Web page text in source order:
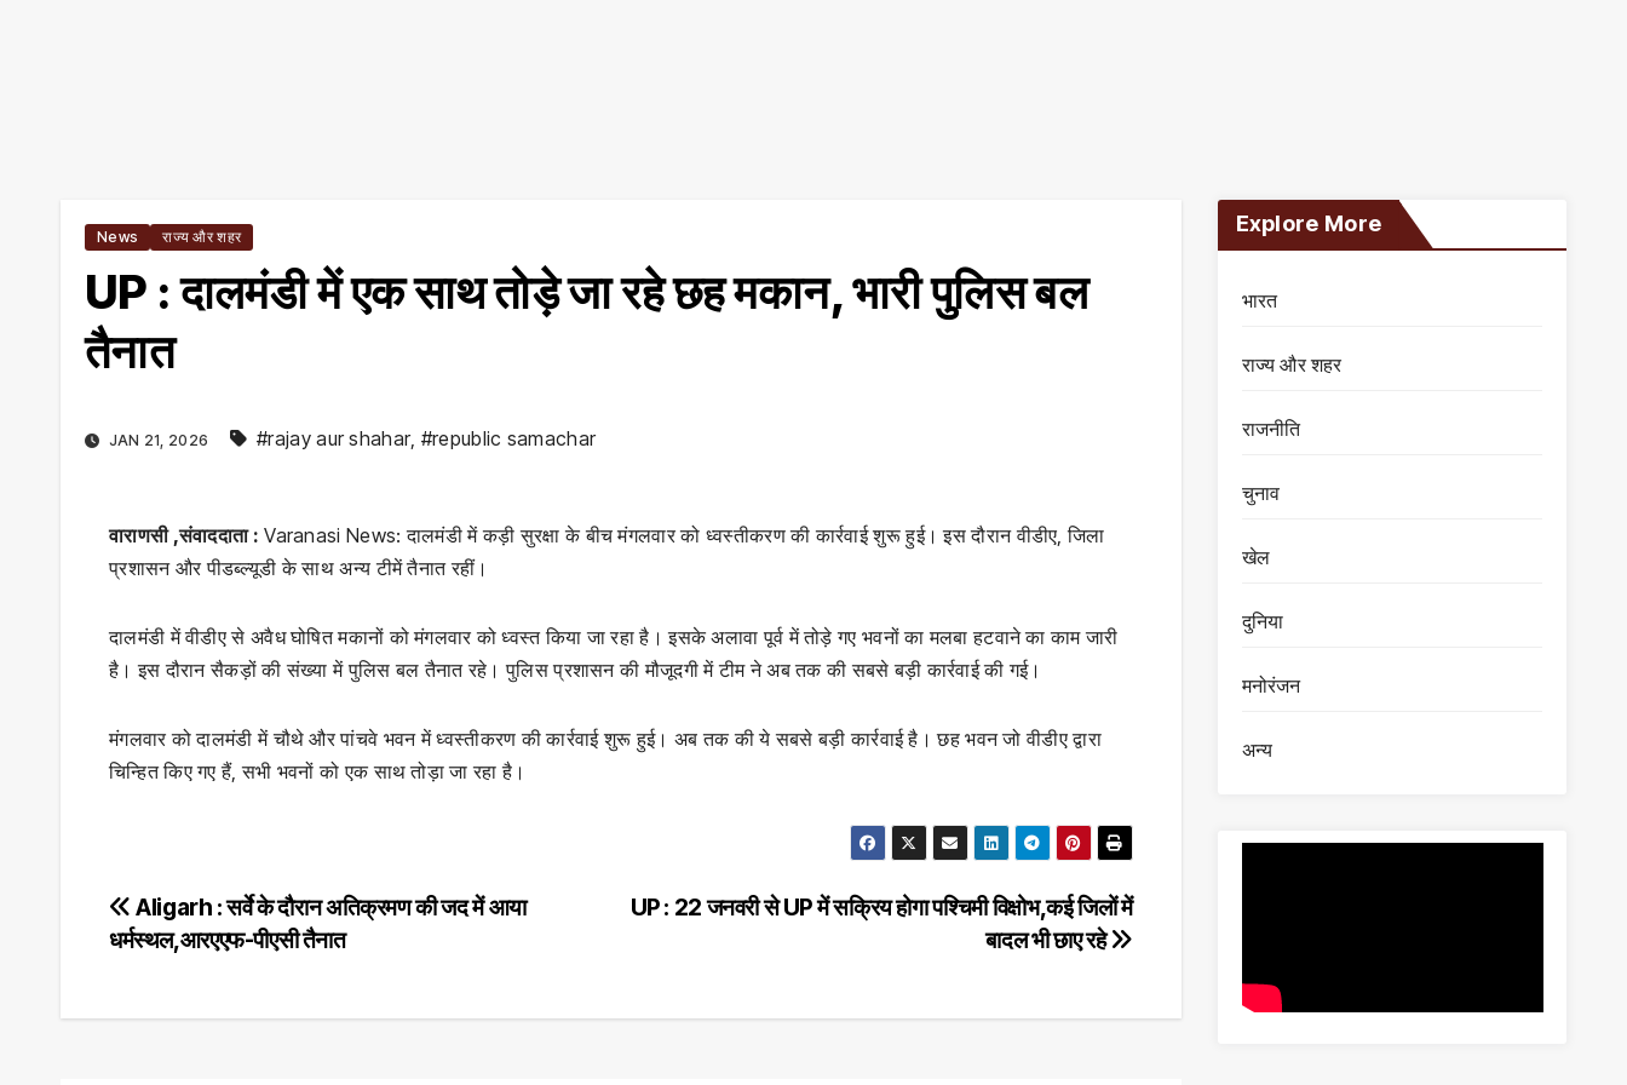
News राज्य और शहर
UP : दालमंडी में एक साथ तोड़े जा रहे छह मकान, भारी पुलिस बल
तैनात
JAN 21, 2026 #rajay aur shahar, #republic samachar
वाराणसी ,संवाददाता : Varanasi News: दालमंडी में कड़ी सुरक्षा के बीच मंगलवार को ध्वस्तीकरण की कार्रवाई शुरू हुई। इस दौरान वीडीए, जिला
प्रशासन और पीडब्ल्यूडी के साथ अन्य टीमें तैनात रहीं।
दालमंडी में वीडीए से अवैध घोषित मकानों को मंगलवार को ध्वस्त किया जा रहा है। इसके अलावा पूर्व में तोड़े गए भवनों का मलबा हटवाने का काम जारी
है। इस दौरान सैकड़ों की संख्या में पुलिस बल तैनात रहे। पुलिस प्रशासन की मौजूदगी में टीम ने अब तक की सबसे बड़ी कार्रवाई की गई।
मंगलवार को दालमंडी में चौथे और पांचवे भवन में ध्वस्तीकरण की कार्रवाई शुरू हुई। अब तक की ये सबसे बड़ी कार्रवाई है। छह भवन जो वीडीए द्वारा
चिन्हित किए गए हैं, सभी भवनों को एक साथ तोड़ा जा रहा है।
Post
navigation
UP : 22 जनवरी से UP में सक्रिय होगा पश्चिमी विक्षोभ,कई जिलों में
बादल भी छाए रहे
Aligarh : सर्वे के दौरान अतिक्रमण की जद में आया
धर्मस्थल,आरएएफ-पीएसी तैनात
Explore More
भारत
राज्य और शहर
राजनीति
चुनाव
खेल
दुनिया
मनोरंजन
अन्य